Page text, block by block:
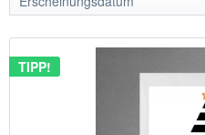
TIPP!